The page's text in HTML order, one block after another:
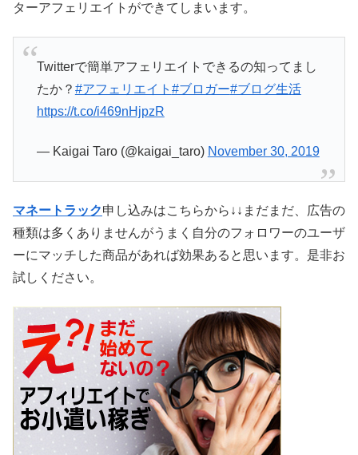
ターアフェリエイトができてしまいます。
Twitterで簡単アフェリエイトできるの知ってまし
たか？ #アフェリエイト #ブロガー#ブログ生活
https://t.co/i469nHjpzR
— Kaigai Taro (@kaigai_taro) November 30, 2019
マネートラック申し込みはこちらから↓↓まだまだ、広告の
種類は多くありませんがうまく自分のフォロワーのユーザ
ーにマッチした商品があれば効果あると思います。是非お
試しください。